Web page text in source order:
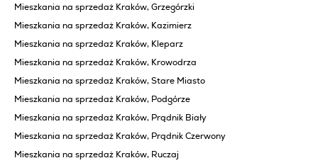
Mieszkania na sprzedaż Kraków, Grzegórzki
Mieszkania na sprzedaż Kraków, Kazimierz
Mieszkania na sprzedaż Kraków, Kleparz
Mieszkania na sprzedaż Kraków, Krowodrza
Mieszkania na sprzedaż Kraków, Stare Miasto
Mieszkania na sprzedaż Kraków, Podgórze
Mieszkania na sprzedaż Kraków, Prądnik Biały
Mieszkania na sprzedaż Kraków, Prądnik Czerwony
Mieszkania na sprzedaż Kraków, Ruczaj